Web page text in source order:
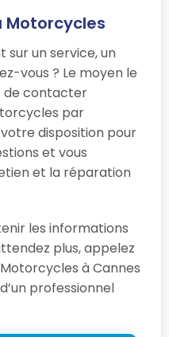
sur un service, un
vous ? Le moyen le
de contacter
par
disposition pour
et vous
et la réparation
les informations
plus, appelez
à Cannes
professionnel